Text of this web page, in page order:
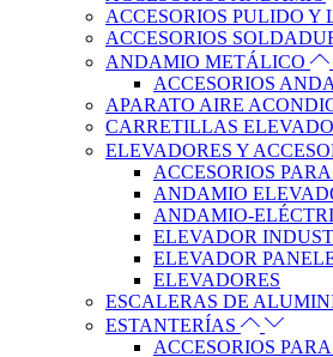
ACCESORIOS PULIDO Y
ACCESORIOS
ANDAMIO METÁLICO
ACCESORIOS
APARATO AIRE
CARRETILLAS
ELEVADORES Y
ACCESORIOS
ANDAMIO
ANDAMIO-
ELEVADOR
ELEVADOR
ELEVADORES
ESCALERAS DE
ESTANTERÍAS
ACCESORIOS